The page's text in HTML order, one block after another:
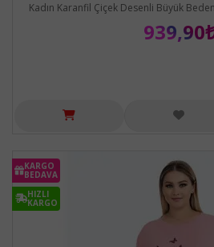
Kadın Karanfil Çiçek Desenli Büyük Beden
KARGO
BEDAVA
HIZLI
KARGO